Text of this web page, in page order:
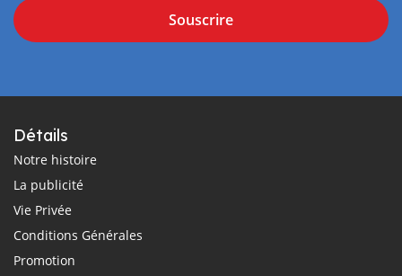
Souscrire
Détails
Notre histoire
La publicité
Vie Privée
Conditions Générales
Promotion